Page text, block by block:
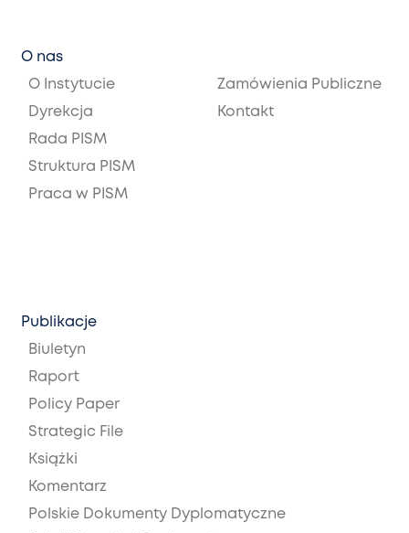
O nas
O Instytucie
Dyrekcja
Rada PISM
Struktura PISM
Praca w PISM
Zamówienia Publiczne
Kontakt
Publikacje
Biuletyn
Raport
Policy Paper
Strategic File
Książki
Komentarz
Polskie Dokumenty Dyplomatyczne